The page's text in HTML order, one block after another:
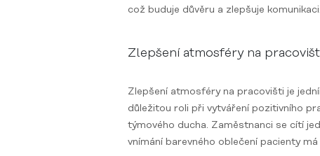
což buduje důvěru a zlepšuje komunikaci.
Zlepšení atmosféry na
Zlepšení atmosféry na pracovišti je
důležitou roli při vytváření pozitivního
týmového ducha. Zaměstnanci se cítí
vnímání barevného oblečení pacienty